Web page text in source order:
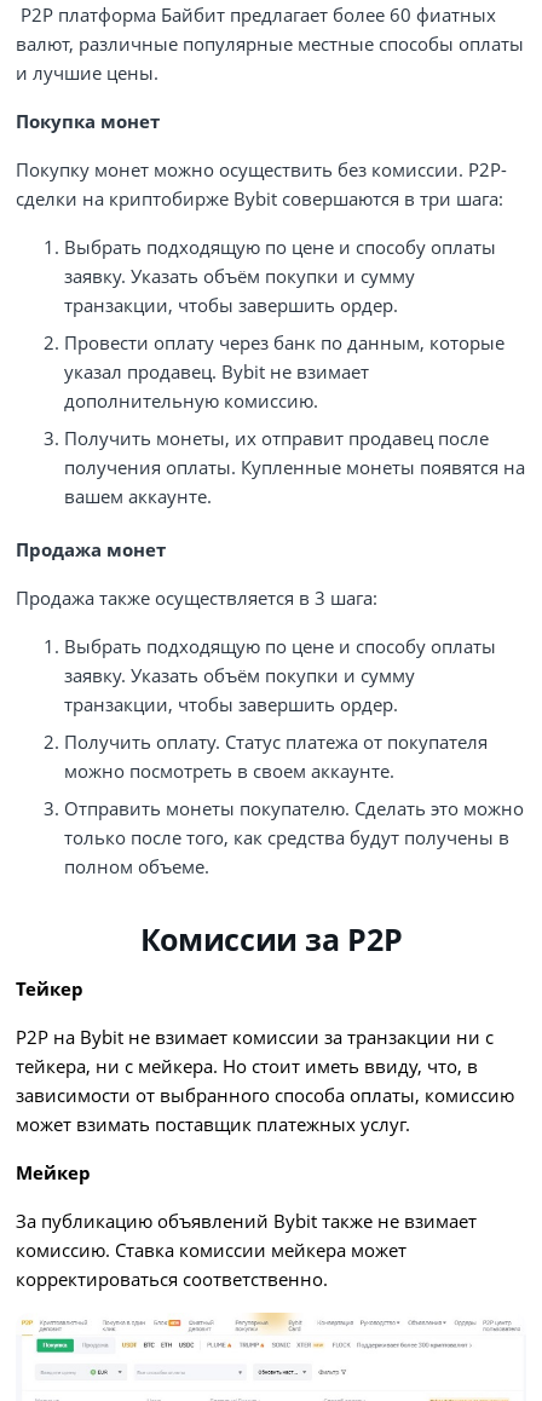
P2P платформа Байбит предлагает более 60 фиатных
валют, различные популярные местные способы оплаты
и лучшие цены.
Покупка монет
Покупку монет можно осуществить без комиссии. P2P-
сделки на криптобирже Bybit совершаются в три шага:
Выбрать подходящую по цене и способу оплаты
заявку. Указать объём покупки и сумму
транзакции, чтобы завершить ордер.
Провести оплату через банк по данным, которые
указал продавец. Bybit не взимает
дополнительную комиссию.
Получить монеты, их отправит продавец после
получения оплаты. Купленные монеты появятся на
вашем аккаунте.
Продажа монет
Продажа также осуществляется в 3 шага:
Выбрать подходящую по цене и способу оплаты
заявку. Указать объём покупки и сумму
транзакции, чтобы завершить ордер.
Получить оплату. Статус платежа от покупателя
можно посмотреть в своем аккаунте.
Отправить монеты покупателю. Сделать это можно
только после того, как средства будут получены в
полном объеме.
Комиссии за P2P
Тейкер
P2P на Bybit не взимает комиссии за транзакции ни с
тейкера, ни с мейкера. Но стоит иметь ввиду, что, в
зависимости от выбранного способа оплаты, комиссию
может взимать поставщик платежных услуг.
Мейкер
За публикацию объявлений Bybit также не взимает
комиссию. Ставка комиссии мейкера может
корректироваться соответственно.